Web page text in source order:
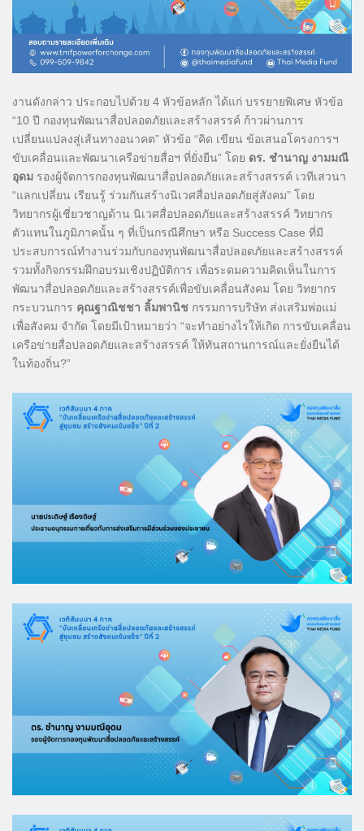
งานดังกล่าว ประกอบไปด้วย 4 หัวข้อหลัก ได้แก่ บรรยายพิเศษ หัวข้อ
“10 ปี กองทุนพัฒนาสื่อปลอดภัยและสร้างสรรค์ ก้าวผ่านการ
เปลี่ยนแปลงสู่เส้นทางอนาคต” หัวข้อ “คิด เขียน ข้อเสนอโครงการฯ
ขับเคลื่อนและพัฒนาเครือข่ายสื่อฯ ที่ยั่งยืน” โดย ดร. ชำนาญ งามมณี
อุดม รองผู้จัดการกองทุนพัฒนาสื่อปลอดภัยและสร้างสรรค์ เวทีเสวนา
“แลกเปลี่ยน เรียนรู้ ร่วมกันสร้างนิเวศสื่อปลอดภัยสู่สังคม” โดย
วิทยากรผู้เชี่ยวชาญด้าน นิเวศสื่อปลอดภัยและสร้างสรรค์ วิทยากร
ตัวแทนในภูมิภาคนั้น ๆ ที่เป็นกรณีศึกษา หรือ Success Case ที่มี
ประสบการณ์ทำงานร่วมกับกองทุนพัฒนาสื่อปลอดภัยและสร้างสรรค์
รวมทั้งกิจกรรมฝึกอบรมเชิงปฏิบัติการ เพื่อระดมความคิดเห็นในการ
พัฒนาสื่อปลอดภัยและสร้างสรรค์เพื่อขับเคลื่อนสังคม โดย วิทยากร
กระบวนการ คุณฐาณิชชา ลิ้มพานิช กรรมการบริษัท ส่งเสริมพ่อแม่
เพื่อสังคม จำกัด โดยมีเป้าหมายว่า “จะทำอย่างไรให้เกิด การขับเคลื่อน
เครือข่ายสื่อปลอดภัยและสร้างสรรค์ ให้ทันสถานการณ์และยั่งยืนได้
ในท้องถิ่น?”